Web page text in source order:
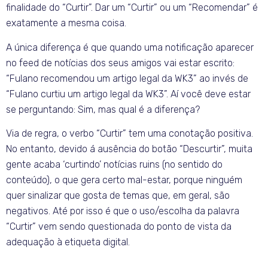
finalidade do “Curtir”. Dar um “Curtir” ou um “Recomendar” é
exatamente a mesma coisa.
A única diferença é que quando uma notificação aparecer
no feed de notícias dos seus amigos vai estar escrito:
“Fulano recomendou um artigo legal da WK3” ao invés de
“Fulano curtiu um artigo legal da WK3”. Aí você deve estar
se perguntando: Sim, mas qual é a diferença?
Via de regra, o verbo “Curtir” tem uma conotação positiva.
No entanto, devido á ausência do botão “Descurtir”, muita
gente acaba ‘curtindo’ notícias ruins (no sentido do
conteúdo), o que gera certo mal-estar, porque ninguém
quer sinalizar que gosta de temas que, em geral, são
negativos. Até por isso é que o uso/escolha da palavra
“Curtir” vem sendo questionada do ponto de vista da
adequação à etiqueta digital.